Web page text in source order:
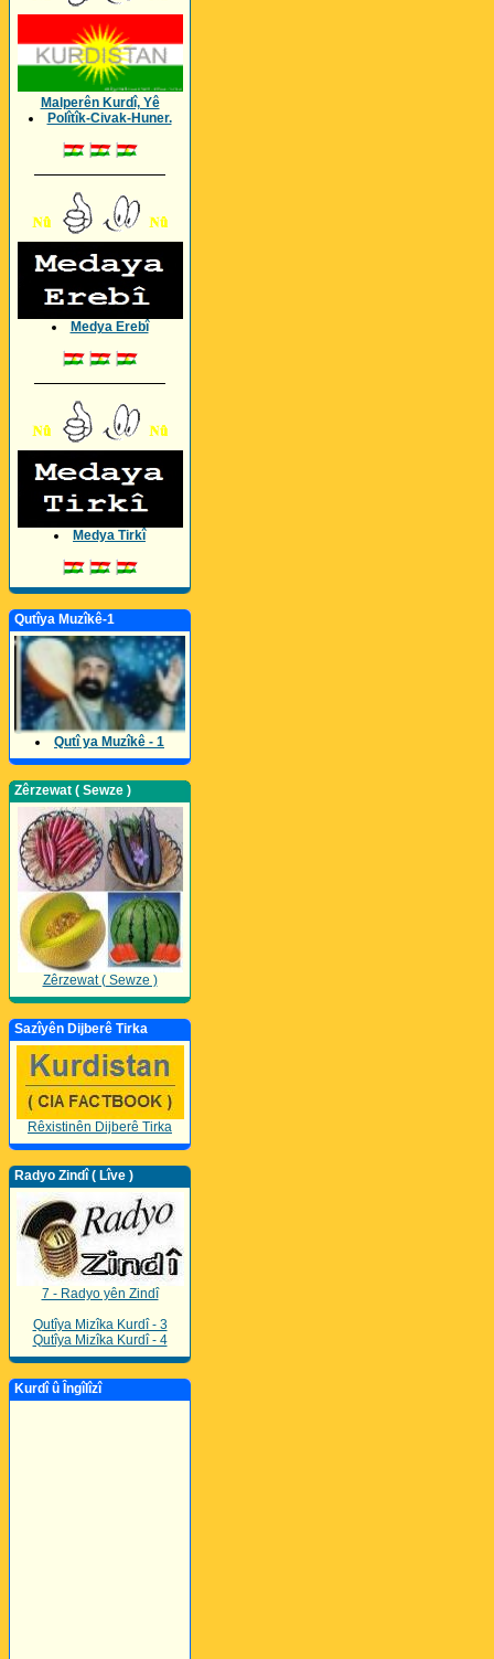
Malperên Kurdî, Yê
Polîtîk-Civak-Huner.
Medya Erebî
Medya Tirkî
Qutîya Muzîkê-1
Qutî ya Muzîkê - 1
Zêrzewat ( Sewze )
Zêrzewat ( Sewze )
Sazîyên Dijberê Tirka
Rêxistinên Dijberê Tirka
Radyo Zindî ( Lîve )
7 - Radyo yên Zindî
Qutîya Mizîka Kurdî - 3
Qutîya Mizîka Kurdî - 4
Kurdî û Îngîlîzî